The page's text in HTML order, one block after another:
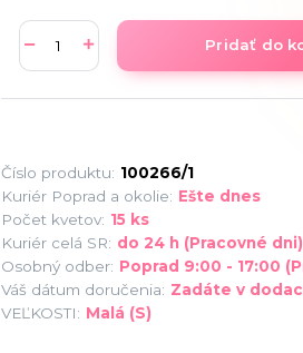
Pridať do
Číslo produktu: 100266/1
Kuriér Poprad a okolie: Ešte dnes
Počet kvetov: 15 ks
Kuriér celá SR: do 24 h (Pracovné dni)
Osobný odber: Poprad 9:00 - 17:00
Váš dátum doručenia: Zadáte v
VEĽKOSTI: Malá (S)